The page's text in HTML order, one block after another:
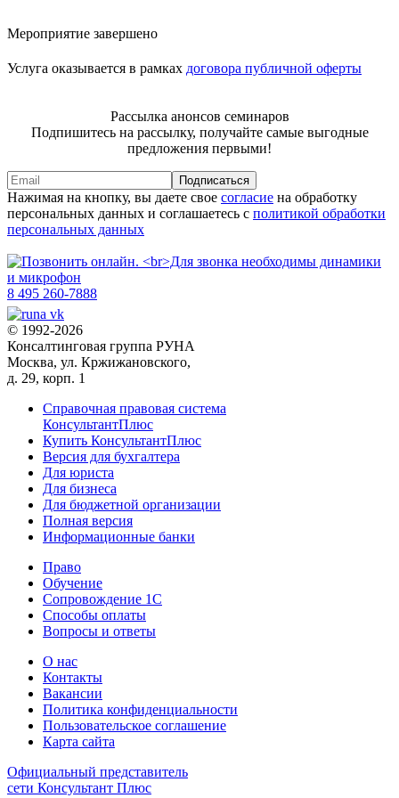
Мероприятие завершено
Услуга оказывается в рамках договора публичной оферты
Рассылка анонсов семинаров
Подпишитесь на рассылку, получайте самые выгодные
предложения первыми!
Подписаться
Нажимая на кнопку, вы даете свое согласие на обработку
персональных данных и соглашаетесь с политикой обработки
персональных данных
8 495 260-7888
© 1992-2026
Консалтинговая группа РУНА
Москва, ул. Кржижановского,
д. 29, корп. 1
Справочная правовая система
КонсультантПлюс
Купить КонсультантПлюс
Версия для бухгалтера
Для юриста
Для бизнеса
Для бюджетной организации
Полная версия
Информационные банки
Право
Обучение
Сопровождение 1С
Способы оплаты
Вопросы и ответы
О нас
Контакты
Вакансии
Политика конфиденциальности
Пользовательское соглашение
Карта сайта
Официальный представитель
сети Консультант Плюс